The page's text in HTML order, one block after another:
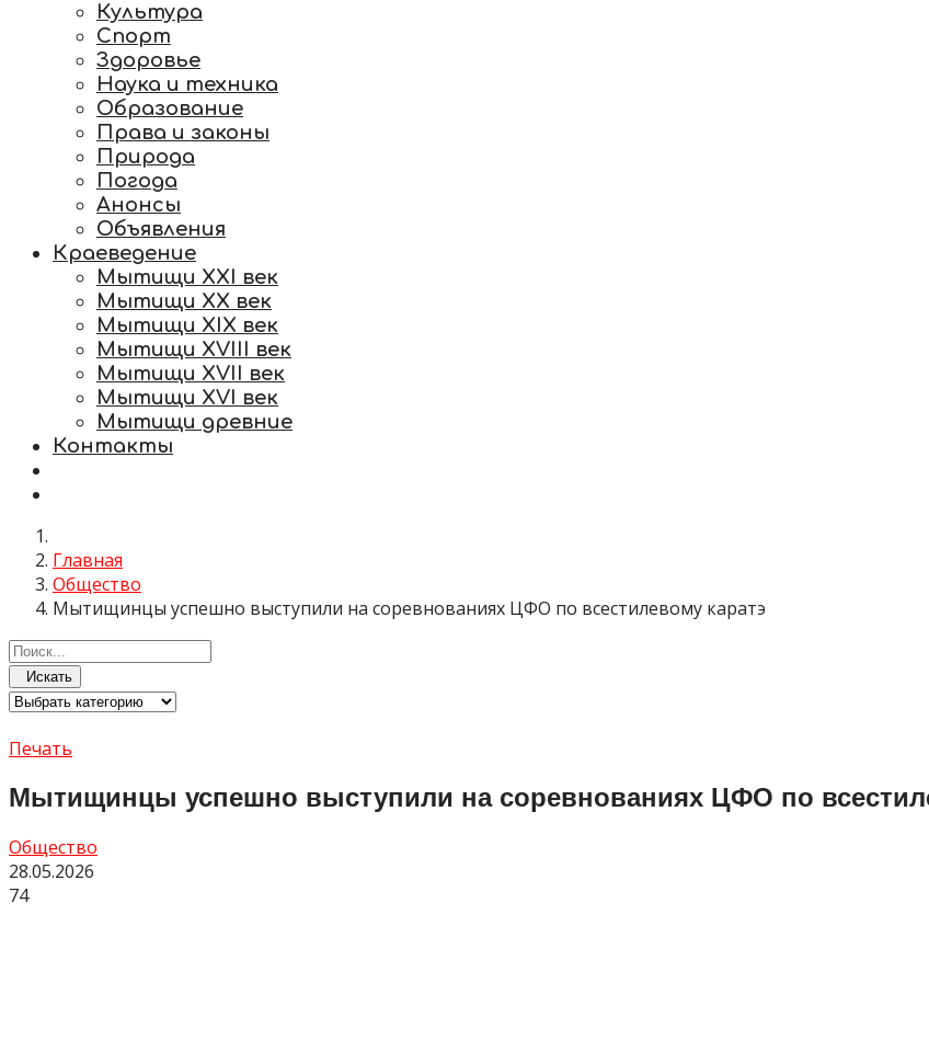
Культура
Спорт
Здоровье
Наука и техника
Образование
Права и законы
Природа
Погода
Анонсы
Объявления
Краеведение
Мытищи XXI век
Мытищи XX век
Мытищи XIX век
Мытищи XVIII век
Мытищи XVII век
Мытищи XVI век
Мытищи древние
Контакты
Главная
Общество
Мытищинцы успешно выступили на соревнованиях ЦФО по всестилевому каратэ
Искать
Печать
Мытищинцы успешно выступили на соревнованиях ЦФО по
Общество
28.05.2026
74